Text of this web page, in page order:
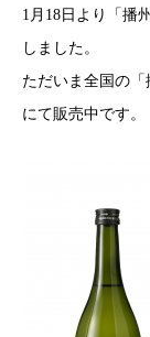
1月18日より「播
しました。
ただいま全国の
にて販売中です。